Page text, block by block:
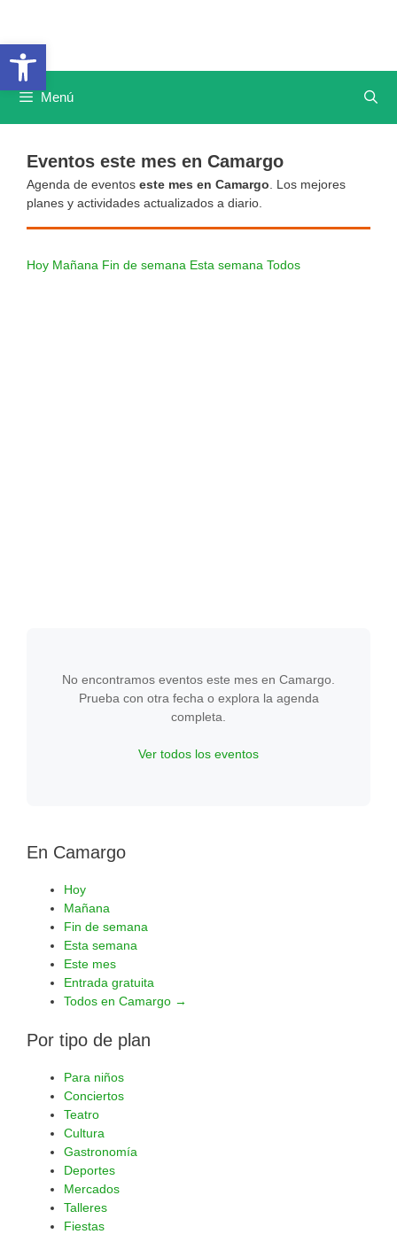
Abrir barra de herramientas
contenido
Menú
Eventos este mes en Camargo
Agenda de eventos este mes en Camargo . Los mejores
planes y actividades actualizados a diario.
Hoy Mañana Fin de semana Esta semana Todos
No encontramos eventos este mes en Camargo.
Prueba con otra fecha o explora la agenda
completa.
Ver todos los eventos
En Camargo
Hoy
Mañana
Fin de semana
Esta semana
Este mes
Entrada gratuita
Todos en Camargo →
Por tipo de plan
Para niños
Conciertos
Teatro
Cultura
Gastronomía
Deportes
Mercados
Talleres
Fiestas